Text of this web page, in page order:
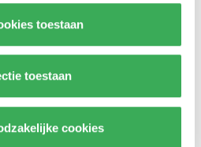
toestaan
toestaan
cookies
beter te bestralen
2017
Raemakers: Op weg naar
februari 2017